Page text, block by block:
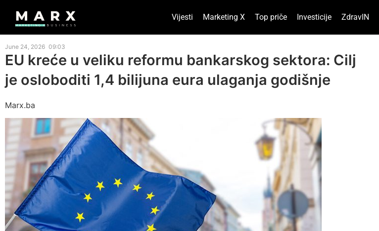
Vijesti Marketing X Top priče Investicije ZdravIN
June 24, 2026 09:03
EU kreće u veliku reformu bankarskog sektora: Cilj
je osloboditi 1,4 bilijuna eura ulaganja godišnje
Marx.ba